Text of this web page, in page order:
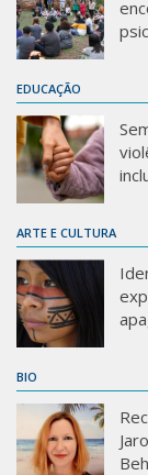
EDUCAÇÃO
ARTE E CULTURA
BIO